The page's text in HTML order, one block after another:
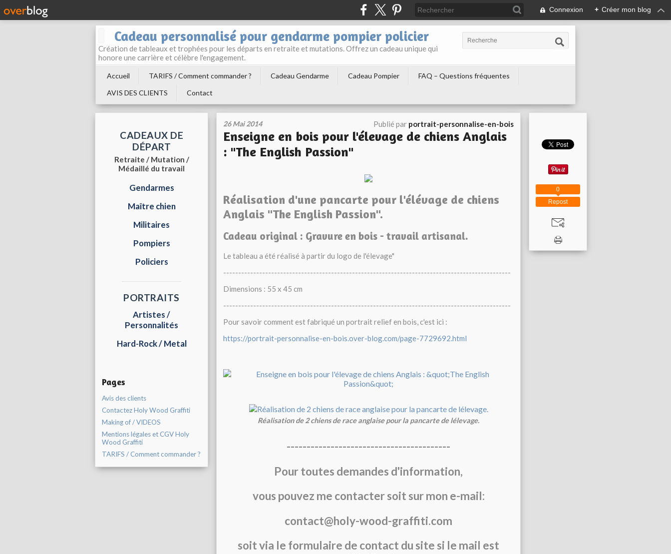
Connexion + Créer mon blog
Cadeau personnalisé pour gendarme pompier policier
Création de tableaux et trophées pour les départs en retraite et mutations. Offrez un cadeau unique qui
honore une carrière et célèbre l'engagement.
Accueil TARIFS / Comment commander ? Cadeau Gendarme Cadeau Pompier
FAQ – Questions fréquentes
AVIS DES CLIENTS
Contact
CADEAUX DE
DÉPART
Retraite / Mutation /
Médaillé du travail
Gendarmes
Maître chien
Militaires
Pompiers
Policiers
PORTRAITS
Artistes /
Personnalités
Hard-Rock / Metal
Pages
Avis des clients
Contactez Holy Wood Graffiti
Making of / VIDEOS
Mentions légales et CGV Holy
Wood Graffiti
TARIFS / Comment commander ?
26 Mai 2014 Publié par portrait-personnalise-en-bois
Enseigne en bois pour l'élevage de chiens Anglais
: "The English Passion"
Réalisation d'une pancarte pour l'élévage de chiens
Anglais "The English Passion".
Cadeau original : Gravure en bois - travail artisanal.
Le tableau a été réalisé à partir du logo de l'élevage"
------------------------------------------------------------------------------------------------
Dimensions : 55 x 45 cm
------------------------------------------------------------------------------------------------
Pour savoir comment est fabriqué un portrait relief en bois, c'est ici :
https://portrait-personnalise-en-bois.over-blog.com/page-7729692.html
Réalisation de 2 chiens de race anglaise pour la pancarte de lélevage.
-----------------------------------------
Pour toutes demandes d'information,
vous pouvez me contacter soit sur mon e-mail:
contact@holy-wood-graffiti.com
soit via le formulaire de contact du site si le mail est
Repost
0